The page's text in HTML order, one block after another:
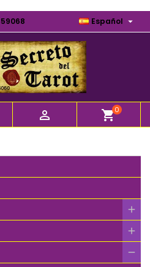
Español 
 shopping_cart0